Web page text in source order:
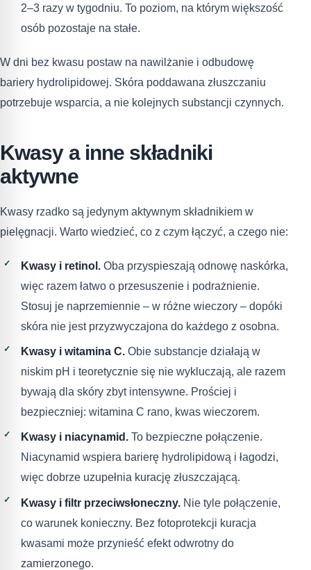
2–3 razy w tygodniu. To poziom, na którym większość
osób pozostaje na stałe.
W dni bez kwasu postaw na nawilżanie i odbudowę
bariery hydrolipidowej. Skóra poddawana złuszczaniu
potrzebuje wsparcia, a nie kolejnych substancji czynnych.
Kwasy a inne składniki
aktywne
Kwasy rzadko są jedynym aktywnym składnikiem w
pielęgnacji. Warto wiedzieć, co z czym łączyć, a czego nie:
Kwasy i retinol. Oba przyspieszają odnowę naskórka,
więc razem łatwo o przesuszenie i podrażnienie.
Stosuj je naprzemiennie – w różne wieczory – dopóki
skóra nie jest przyzwyczajona do każdego z osobna.
Kwasy i witamina C. Obie substancje działają w
niskim pH i teoretycznie się nie wykluczają, ale razem
bywają dla skóry zbyt intensywne. Prościej i
bezpieczniej: witamina C rano, kwas wieczorem.
Kwasy i niacynamid. To bezpieczne połączenie.
Niacynamid wspiera barierę hydrolipidową i łagodzi,
więc dobrze uzupełnia kurację złuszczającą.
Kwasy i filtr przeciwsłoneczny. Nie tyle połączenie,
co warunek konieczny. Bez fotoprotekcji kuracja
kwasami może przynieść efekt odwrotny do
zamierzonego.